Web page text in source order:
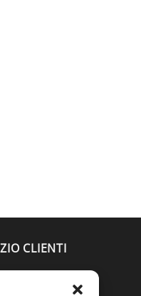
CLIENTI